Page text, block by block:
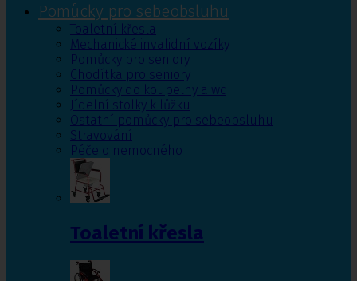
Pomůcky pro sebeobsluhu
Toaletní křesla
Mechanické invalidní vozíky
Pomůcky pro seniory
Chodítka pro seniory
Pomůcky do koupelny a wc
Jídelní stolky k lůžku
Ostatní pomůcky pro sebeobsluhu
Stravování
Péče o nemocného
Toaletní křesla